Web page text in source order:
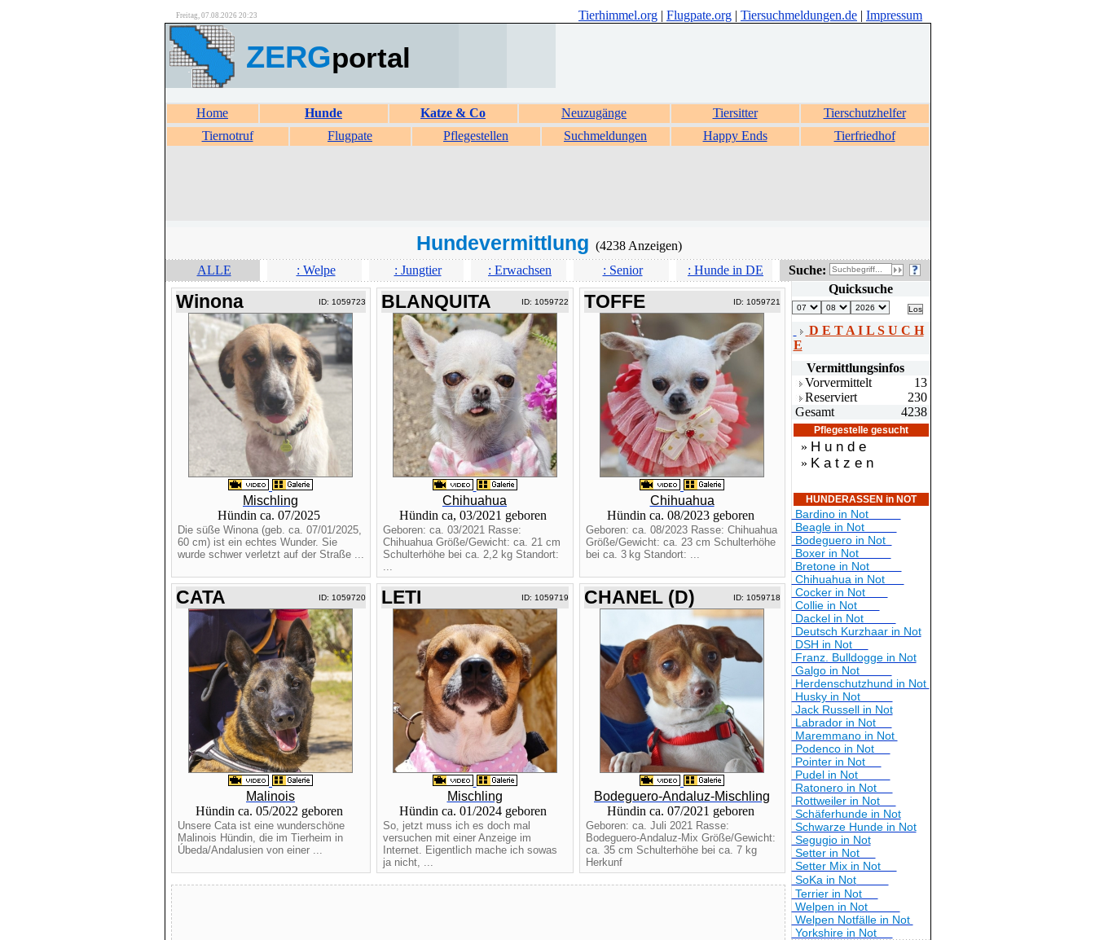
Freitag, 07.08.2026 20:23 Tierhimmel.org | Flugpate.org | Tiersuchmeldungen.de | Impressum
ZERGportal
Home Hunde Katze & Co Neuzugänge Tiersitter
Tierschutzhelfer
Tiernotruf
Flugpate Pflegestellen Suchmeldungen Happy Ends Tierfriedhof
Hundevermittlung (4238 Anzeigen)
ALLE
: Welpe : Jungtier : Erwachsen : Senior : Hunde in DE Suche:
Winona ID: 1059723
Mischling
Hündin ca. 07/2025
Die süße Winona (geb. ca. 07/01/2025,
60 cm) ist ein echtes Wunder. Sie
wurde schwer verletzt auf der Straße ...
BLANQUITA ID: 1059722
Chihuahua
Hündin ca, 03/2021 geboren
Geboren: ca. 03/2021 Rasse:
Chihuahua Größe/Gewicht: ca. 21 cm
Schulterhöhe bei ca. 2,2 kg Standort:
...
TOFFE ID: 1059721
Chihuahua
Hündin ca. 08/2023 geboren
Geboren: ca. 08/2023 Rasse: Chihuahua
Größe/Gewicht: ca. 23 cm Schulterhöhe
bei ca. 3 kg Standort: ...
CATA ID: 1059720
Malinois
Hündin ca. 05/2022 geboren
Unsere Cata ist eine wunderschöne
Malinois Hündin, die im Tierheim in
Úbeda/Andalusien von einer ...
LETI ID: 1059719
Mischling
Hündin ca. 01/2024 geboren
So, jetzt muss ich es doch mal
versuchen mit einer Anzeige im
Internet. Eigentlich mache ich sowas
ja nicht, ...
CHANEL (D) ID: 1059718
Bodeguero-Andaluz-Mischling
Hündin ca. 07/2021 geboren
Geboren: ca. Juli 2021 Rasse:
Bodeguero-Andaluz-Mix Größe/Gewicht:
ca. 35 cm Schulterhöhe bei ca. 7 kg
Herkunf
Quicksuche
D E T A I L S U C H
E
Vermittlungsinfos
Vorvermittelt
13
Reserviert
230
Gesamt
4238
Pflegestelle gesucht
» H u n d e
» K a t z e n
HUNDERASSEN in NOT
Bardino in Not
Beagle in Not
Bodeguero in Not
Boxer in Not
Bretone in Not
Chihuahua in Not
Cocker in Not
Collie in Not
Dackel in Not
Deutsch Kurzhaar in Not
DSH in Not
Franz. Bulldogge in Not
Galgo in Not
Herdenschutzhund in Not
Husky in Not
Jack Russell in Not
Labrador in Not
Maremmano in Not
Podenco in Not
Pointer in Not
Pudel in Not
Ratonero in Not
Rottweiler in Not
Schäferhunde in Not
Schwarze Hunde in Not
Segugio in Not
Setter in Not
Setter Mix in Not
SoKa in Not
Terrier in Not
Welpen in Not
Welpen Notfälle in Not
Yorkshire in Not